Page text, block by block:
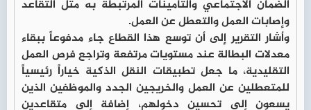
الضمان الاجتماعي والتأمينات المرتبطة به مثل التقاعد
وإصابات العمل والتعطل عن العمل.
وأشار التقرير إلى أن توسع هذا القطاع جاء مدفوعاً ببقاء
معدلات البطالة عند مستويات مرتفعة وتراجع فرص العمل
التقليدية، ما جعل تطبيقات النقل الذكية خياراً رئيسياً
للمتعطلين عن العمل والخريجين الجدد والموظفين الذين
يسعون إلى تحسين دخولهم، إضافة إلى متقاعدين